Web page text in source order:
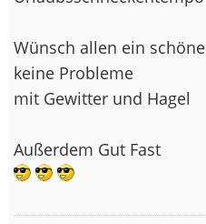
Wünsch allen ein
keine Probleme
mit Gewitter und Hagel
Außerdem Gut Fast